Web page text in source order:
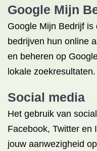
Google Mijn
Google Mijn Bedrijf
bedrijven hun online
en beheren op
lokale zoekresultaten.
Social media
Het gebruik van
Facebook, Twitter en
jouw aanwezigheid